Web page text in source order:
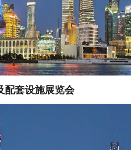
配套设施展览会